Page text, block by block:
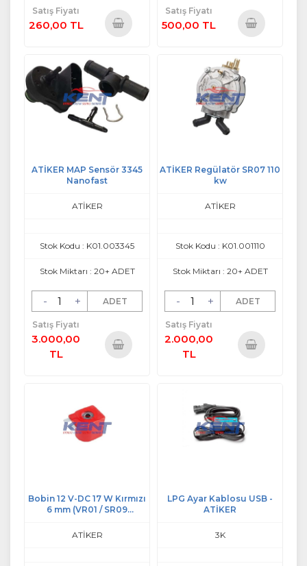
Satış Fiyatı
260,00 TL
Satış Fiyatı
500,00 TL
Ekle
ATİKER MAP Sensör 3345
Nanofast
ATİKER
Stok Kodu : K01.003345
Stok Miktarı : 20+ ADET
- + ADET
Satış Fiyatı
3.000,00
TL
ATİKER Regülatör SR07 110
kw
ATİKER
Stok Kodu : K01.001110
Stok Miktarı : 20+ ADET
- + ADET
Satış Fiyatı
2.000,00
TL
Bobin 12 V-DC 17 W Kırmızı
6 mm (VR01 / SR09
ATİKER
LPG Ayar Kablosu USB -
ATİKER
3K